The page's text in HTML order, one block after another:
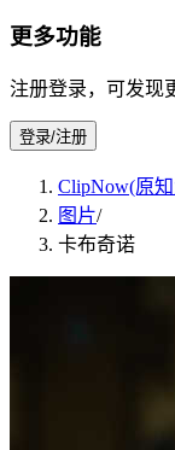
更多功能
注册登录，可发现
登录/注册
ClipNow(原
图片/
卡布奇诺